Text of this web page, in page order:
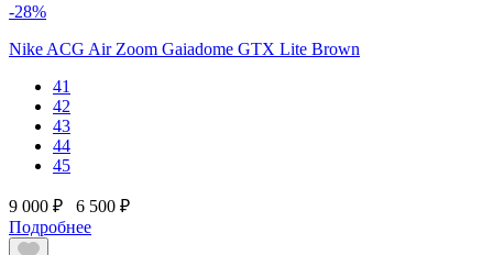
-28%
Nike ACG Air Zoom Gaiadome GTX Lite Brown
41
42
43
44
45
9 000 ₽
6 500 ₽
Подробнее